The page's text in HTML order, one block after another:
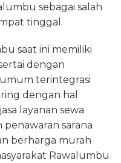
sebagai salah
tinggal.
saat ini memiliki
dengan
terintegrasi
dengan hal
layanan sewa
sarana
berharga murah
Rawalumbu